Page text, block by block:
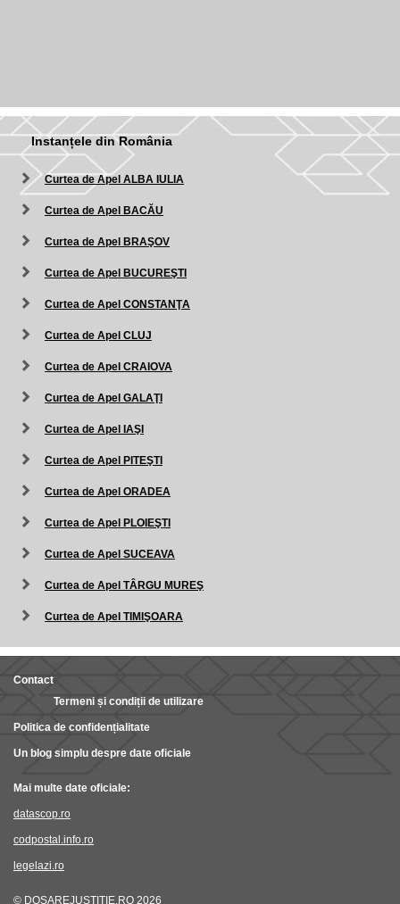
Instanțele din România
Curtea de Apel ALBA IULIA
Curtea de Apel BACĂU
Curtea de Apel BRAŞOV
Curtea de Apel BUCUREŞTI
Curtea de Apel CONSTANŢA
Curtea de Apel CLUJ
Curtea de Apel CRAIOVA
Curtea de Apel GALAŢI
Curtea de Apel IAŞI
Curtea de Apel PITEŞTI
Curtea de Apel ORADEA
Curtea de Apel PLOIEŞTI
Curtea de Apel SUCEAVA
Curtea de Apel TÂRGU MUREŞ
Curtea de Apel TIMIŞOARA
Contact
Termeni și condiții de utilizare
Politica de confidențialitate
Un blog simplu despre date oficiale
Mai multe date oficiale:
datascop.ro
codpostal.info.ro
legelazi.ro
© DOSAREJUSTITIE.RO 2026